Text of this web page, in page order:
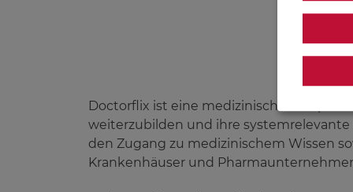
Doctorflix ist eine medizinische
weiterzubilden und ihre
den Zugang zu medizinischem Wissen
Krankenhäuser und